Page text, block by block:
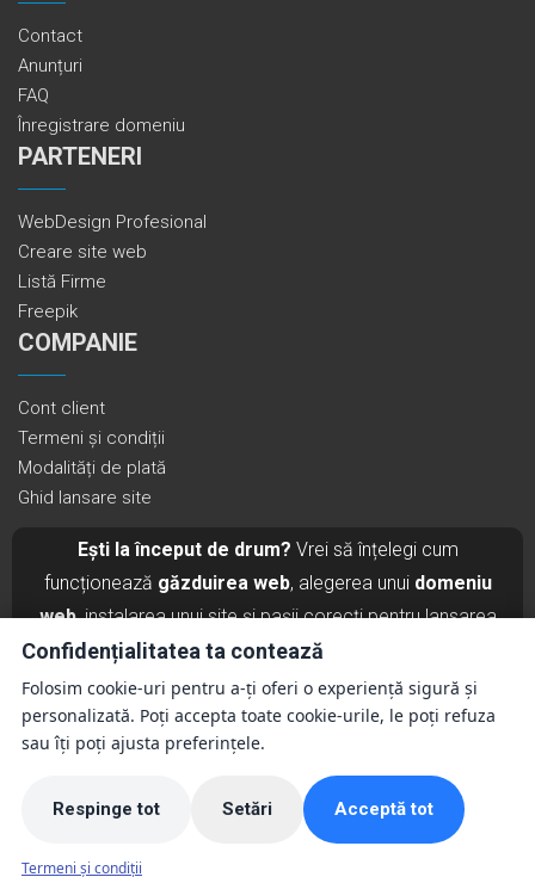
Contact
Anunțuri
FAQ
Înregistrare domeniu
PARTENERI
WebDesign Profesional
Creare site web
Listă Firme
Freepik
COMPANIE
Cont client
Termeni și condiții
Modalități de plată
Ghid lansare site
Ești la început de drum? Vrei să înțelegi cum
funcționează găzduirea web, alegerea unui domeniu
web, instalarea unui site și pașii corecți pentru lansarea
unui proiect online în România?Citește ghidul complet
pentru lansarea unui site în România →
©2026 ADAD DESIGN – Host Profesional
Confidențialitatea ta contează
Folosim cookie-uri pentru a-ți oferi o experiență sigură și
personalizată. Poți accepta toate cookie-urile, le poți refuza
sau îți poți ajusta preferințele.
Respinge tot Setări Acceptă tot
Termeni și condiții